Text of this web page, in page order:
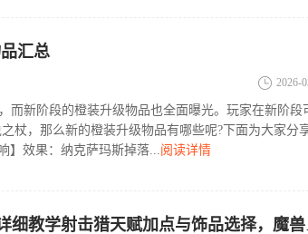
汇总
2026-
而新阶段的橙装升级物品也全面曝光。玩家在新阶段
杖，那么新的橙装升级物品有哪些呢?下面为大家分
】效果：纳克萨玛斯掉落...阅读详情
《魔兽世